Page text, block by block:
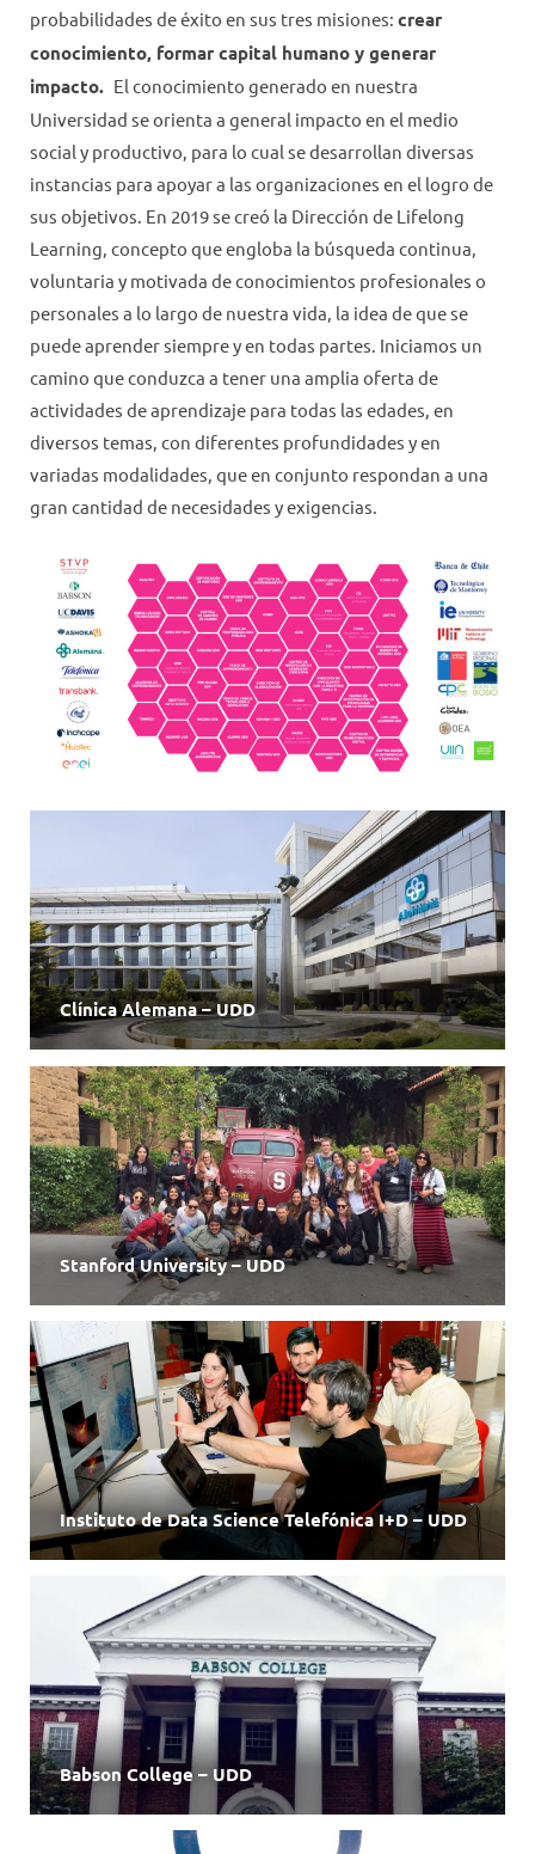
probabilidades de éxito en sus tres misiones: crear
conocimiento, formar capital humano y generar
impacto. El conocimiento generado en nuestra
Universidad se orienta a general impacto en el medio
social y productivo, para lo cual se desarrollan diversas
instancias para apoyar a las organizaciones en el logro de
sus objetivos. En 2019 se creó la Dirección de Lifelong
Learning, concepto que engloba la búsqueda continua,
voluntaria y motivada de conocimientos profesionales o
personales a lo largo de nuestra vida, la idea de que se
puede aprender siempre y en todas partes. Iniciamos un
camino que conduzca a tener una amplia oferta de
actividades de aprendizaje para todas las edades, en
diversos temas, con diferentes profundidades y en
variadas modalidades, que en conjunto respondan a una
gran cantidad de necesidades y exigencias.
Clínica Alemana – UDD
Stanford University – UDD
Instituto de Data Science Telefónica I+D – UDD
Babson College – UDD